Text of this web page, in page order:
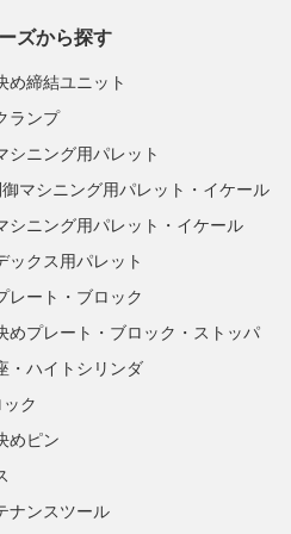
ズから探す
め締結ユニット
ランプ
シニング用パレット
マシニング用パレット・イケール
シニング用パレット・イケール
ックス用パレット
レート・ブロック
めプレート・ブロック・ストッパ
・ハイトシリンダ
ク
めピン
ナンスツール